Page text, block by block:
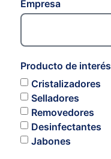
Empresa
Producto de interés
Cristalizadores
Selladores
Removedores
Desinfectantes
Jabones